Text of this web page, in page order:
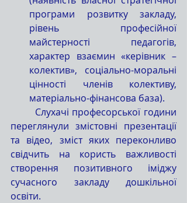
програми розвитку закладу,
рівень професійної
майстерності педагогів,
характер взаємин «керівник –
колектив», соціально-моральні
цінності членів колективу,
матеріально-фінансова база).
переглянули змістовні презентації
та відео, зміст яких переконливо
свідчить на користь важливості
створення позитивного іміджу
сучасного закладу дошкільної
освіти.